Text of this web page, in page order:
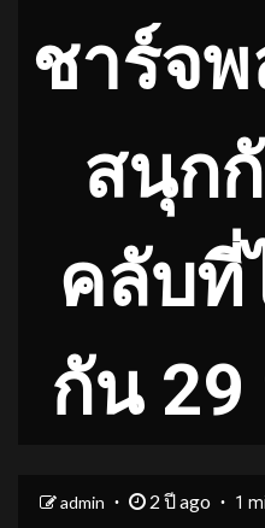
ชาร์จ
สนุก
คลับที่
กัน
admin 2 ปี ago 1